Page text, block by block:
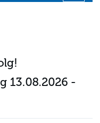
13.08.2026 -